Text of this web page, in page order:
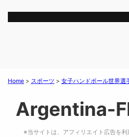
Home > スポーツ > 女子ハンドボール世界選
Argentina-
※当サイトは、アフィリエイト広告を利